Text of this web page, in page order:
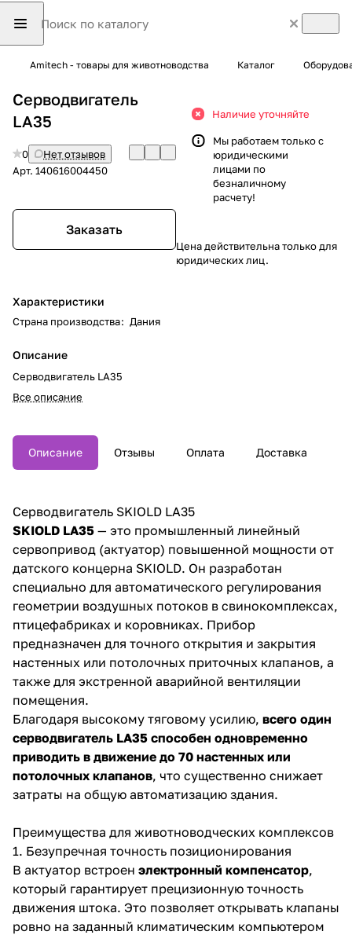
Amitech - товары для животноводства Каталог
Серводвигатель
LA35
0
Нет отзывов
Арт. 140616004450
Заказать
Характеристики
Страна производства: Дания
Описание
Серводвигатель LA35
Все описание
Наличие уточняйте
Мы работаем только с
юридическими
лицами по
безналичному
расчету!
Цена действительна только для
юридических лиц.
Описание Отзывы Оплата Доставка
Серводвигатель SKIOLD LA35
SKIOLD LA35 — это промышленный линейный
сервопривод (актуатор) повышенной мощности от
датского концерна SKIOLD. Он разработан
специально для автоматического регулирования
геометрии воздушных потоков в свинокомплексах,
птицефабриках и коровниках. Прибор
предназначен для точного открытия и закрытия
настенных или потолочных приточных клапанов, а
также для экстренной аварийной вентиляции
помещения.
Благодаря высокому тяговому усилию, всего один
серводвигатель LA35 способен одновременно
приводить в движение до 70 настенных или
потолочных клапанов, что существенно снижает
затраты на общую автоматизацию здания.
Преимущества для животноводческих комплексов
1. Безупречная точность позиционирования
В актуатор встроен электронный компенсатор,
который гарантирует прецизионную точность
движения штока. Это позволяет открывать клапаны
ровно на заданный климатическим компьютером